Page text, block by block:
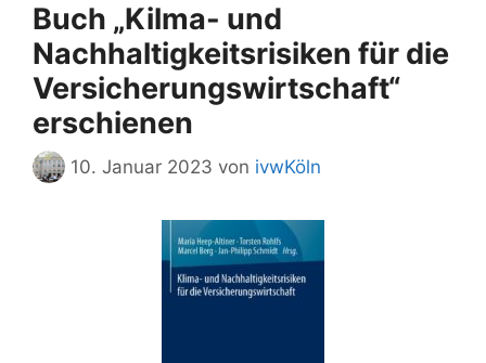
Buch „Kilma- und
Nachhaltigkeitsrisiken für die
Versicherungswirtschaft“
erschienen
10. Januar 2023 von ivwKöln